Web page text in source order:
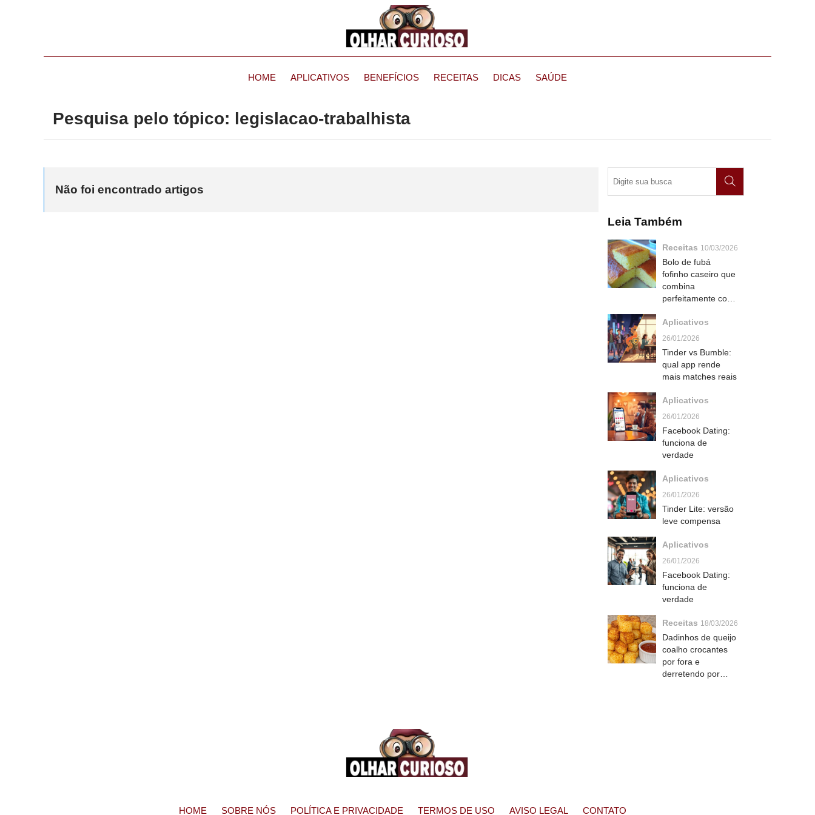
HOME APLICATIVOS BENEFÍCIOS RECEITAS DICAS SAÚDE
Pesquisa pelo tópico: legislacao-trabalhista
Não foi encontrado artigos
Leia Também
Receitas 10/03/2026
Bolo de fubá
fofinho caseiro que
combina
perfeitamente com
boca
Aplicativos
26/01/2026
Tinder vs Bumble:
qual app rende
mais matches reais
Aplicativos
26/01/2026
Facebook Dating:
funciona de
verdade
Aplicativos
26/01/2026
Tinder Lite: versão
leve compensa
Aplicativos
26/01/2026
Facebook Dating:
funciona de
verdade
Receitas 18/03/2026
Dadinhos de queijo
coalho crocantes
por fora e
derretendo por
HOME SOBRE NÓS POLÍTICA E PRIVACIDADE TERMOS DE USO AVISO LEGAL CONTATO